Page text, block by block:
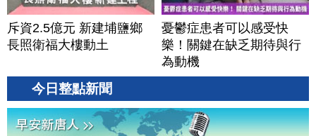
斥資2.5億元 新建埔鹽鄉
長照衛福大樓動土
憂鬱症患者可以感受快
樂！關鍵在缺乏期待與行
為動機
今日整點新聞